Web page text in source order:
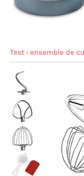
Test : ensemble de